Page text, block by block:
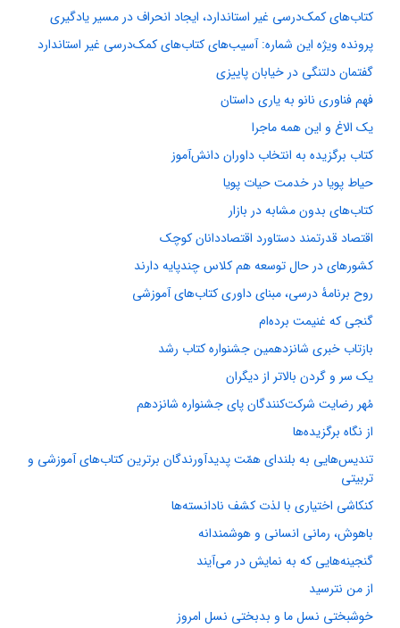
کتاب‌های کمک‌درسی غیر استاندارد، ایجاد انحراف در مسیر یادگیری
پرونده ویژه این شماره: آسیب‌های کتاب‌های کمک‌درسی غیر استاندارد
گفتمان دلتنگی در خیابان پاییزی
فهم فناوری نانو به یاری داستان
یک الاغ و این همه ماجرا
کتاب برگزیده به انتخاب داوران دانش‌آموز
حیاط پویا در خدمت حیات پویا
کتاب‌های بدون مشابه در بازار
اقتصاد قدرتمند دستاورد اقتصاددانان کوچک
کشورهای در حال توسعه هم کلاس چندپایه دارند
روح برنامۀ درسی، مبنای داوری کتاب‌های آموزشی
گنجی که غنیمت برده‌ام
بازتاب خبری شانزدهمین جشنواره کتاب رشد
یک سر و گردن بالاتر از دیگران
مُهر رضایت شرکت‌کنندگان پای جشنواره شانزدهم
از نگاه برگزیده‌ها
تندیس‌هایی به بلندای همّت پدیدآورندگان برترین کتاب‌های آموزشی و
تربیتی
کنکاشی اختیاری با لذت کشف نادانسته‌ها
باهوش، رمانی انسانی و هوشمندانه
گنجینه‌هایی که به نمایش در می‌آیند
از من نترسید
خوشبختی نسل ما و بدبختی نسل امروز